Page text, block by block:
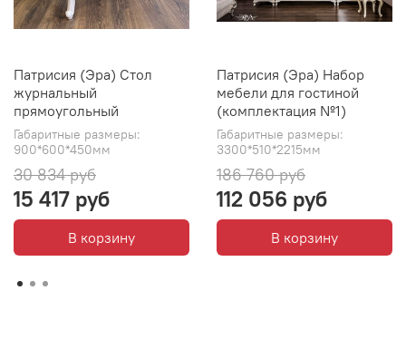
Патрисия (Эра) Стол
журнальный
прямоугольный
Габаритные размеры:
900*600*450мм
30 834 руб
15 417 руб
В корзину
Патрисия (Эра) Набор
мебели для гостиной
(комплектация №1)
Габаритные размеры:
3300*510*2215мм
186 760 руб
112 056 руб
В корзину